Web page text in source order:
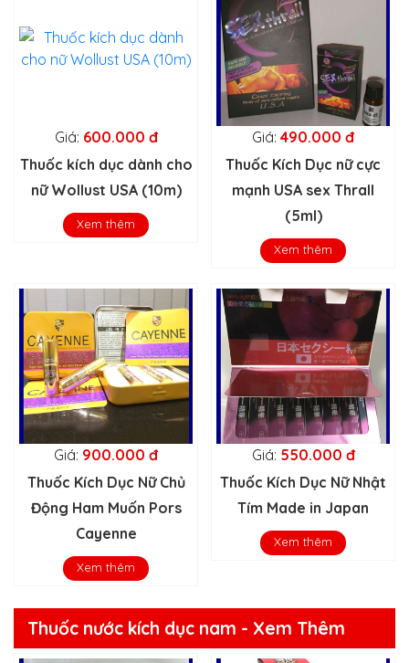
Giá: 600.000 đ
Thuốc kích dục dành cho
nữ Wollust USA (10m)
Xem thêm
Giá: 490.000 đ
Thuốc Kích Dục nữ cực
mạnh USA sex Thrall
(5ml)
Xem thêm
Giá: 900.000 đ
Thuốc Kích Dục Nữ Chủ
Động Ham Muốn Pors
Cayenne
Xem thêm
Giá: 550.000 đ
Thuốc Kích Dục Nữ Nhật
Tím Made in Japan
Xem thêm
Thuốc nước kích dục nam - Xem Thêm